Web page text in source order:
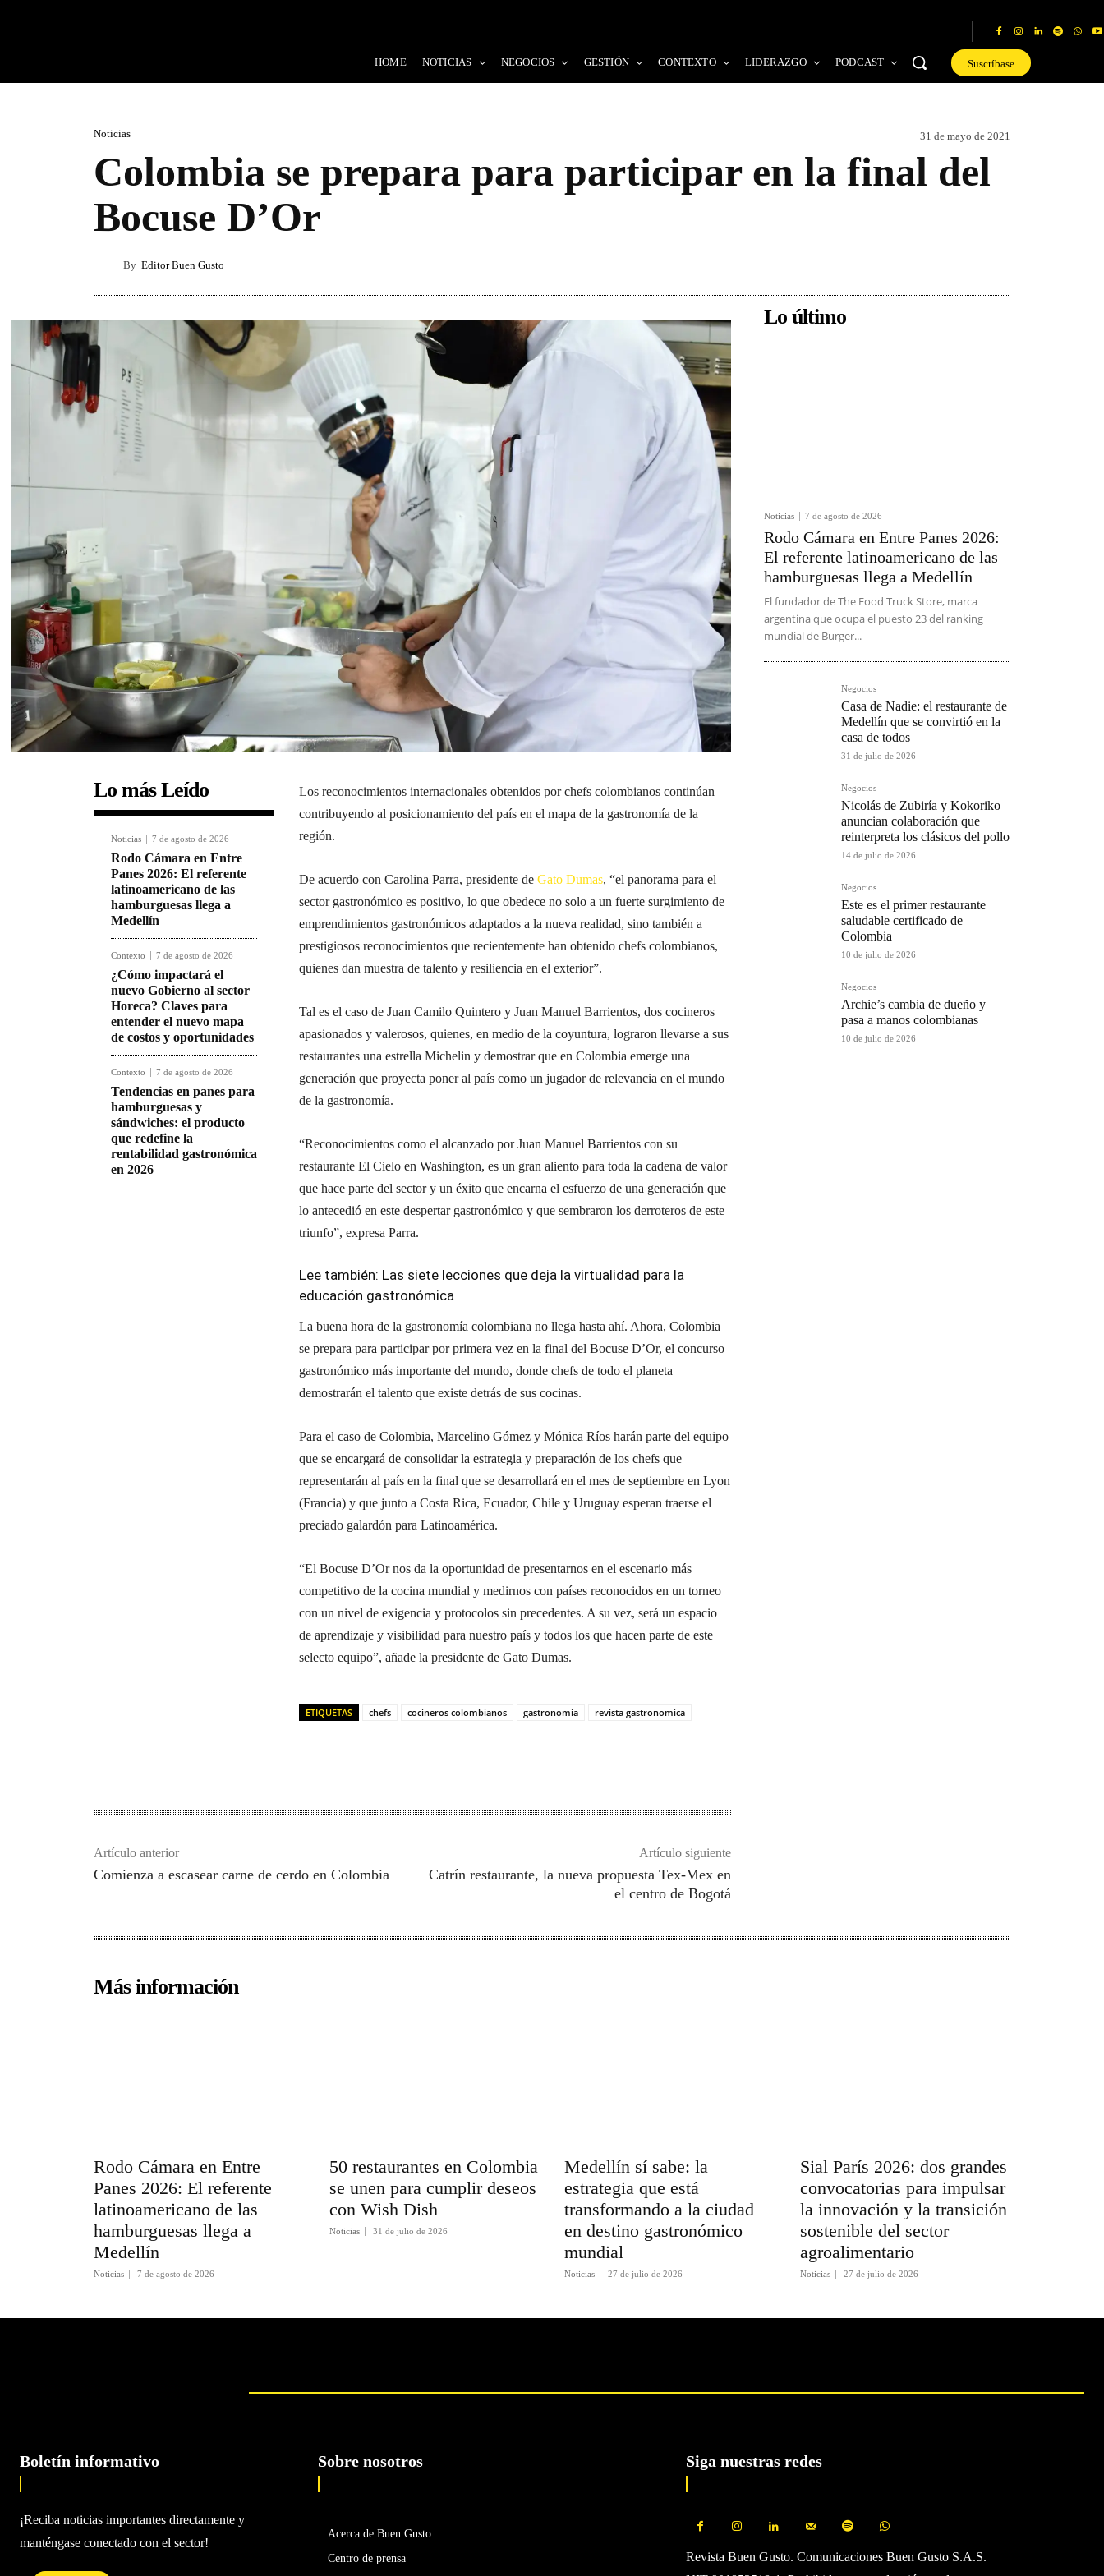
HOME NOTICIAS NEGOCIOS GESTIÓN CONTEXTO LIDERAZGO PODCAST Suscríbase
Noticias 31 de mayo de 2021
Colombia se prepara para participar en la final del
Bocuse D’Or
By Editor Buen Gusto
Lo más Leído
Noticias 7 de agosto de 2026
Rodo Cámara en Entre
Panes 2026: El referente
latinoamericano de las
hamburguesas llega a
Medellín
Contexto 7 de agosto de 2026
¿Cómo impactará el
nuevo Gobierno al sector
Horeca? Claves para
entender el nuevo mapa
de costos y oportunidades
Contexto 7 de agosto de 2026
Tendencias en panes para
hamburguesas y
sándwiches: el producto
que redefine la
rentabilidad gastronómica
en 2026
Los reconocimientos internacionales obtenidos por chefs colombianos continúan
contribuyendo al posicionamiento del país en el mapa de la gastronomía de la
región.
De acuerdo con Carolina Parra, presidente de Gato Dumas, “el panorama para el
sector gastronómico es positivo, lo que obedece no solo a un fuerte surgimiento de
emprendimientos gastronómicos adaptados a la nueva realidad, sino también a
prestigiosos reconocimientos que recientemente han obtenido chefs colombianos,
quienes dan muestra de talento y resiliencia en el exterior”.
Tal es el caso de Juan Camilo Quintero y Juan Manuel Barrientos, dos cocineros
apasionados y valerosos, quienes, en medio de la coyuntura, lograron llevarse a sus
restaurantes una estrella Michelin y demostrar que en Colombia emerge una
generación que proyecta poner al país como un jugador de relevancia en el mundo
de la gastronomía.
“Reconocimientos como el alcanzado por Juan Manuel Barrientos con su
restaurante El Cielo en Washington, es un gran aliento para toda la cadena de valor
que hace parte del sector y un éxito que encarna el esfuerzo de una generación que
lo antecedió en este despertar gastronómico y que sembraron los derroteros de este
triunfo”, expresa Parra.
Lee también: Las siete lecciones que deja la virtualidad para la
educación gastronómica
La buena hora de la gastronomía colombiana no llega hasta ahí. Ahora, Colombia
se prepara para participar por primera vez en la final del Bocuse D’Or, el concurso
gastronómico más importante del mundo, donde chefs de todo el planeta
demostrarán el talento que existe detrás de sus cocinas.
Para el caso de Colombia, Marcelino Gómez y Mónica Ríos harán parte del equipo
que se encargará de consolidar la estrategia y preparación de los chefs que
representarán al país en la final que se desarrollará en el mes de septiembre en Lyon
(Francia) y que junto a Costa Rica, Ecuador, Chile y Uruguay esperan traerse el
preciado galardón para Latinoamérica.
“El Bocuse D’Or nos da la oportunidad de presentarnos en el escenario más
competitivo de la cocina mundial y medirnos con países reconocidos en un torneo
con un nivel de exigencia y protocolos sin precedentes. A su vez, será un espacio
de aprendizaje y visibilidad para nuestro país y todos los que hacen parte de este
selecto equipo”, añade la presidente de Gato Dumas.
ETIQUETAS chefs cocineros colombianos gastronomia revista gastronomica
Artículo anterior
Comienza a escasear carne de cerdo en Colombia
Artículo siguiente
Catrín restaurante, la nueva propuesta Tex-Mex en
el centro de Bogotá
Lo último
Noticias 7 de agosto de 2026
Rodo Cámara en Entre Panes 2026:
El referente latinoamericano de las
hamburguesas llega a Medellín
El fundador de The Food Truck Store, marca
argentina que ocupa el puesto 23 del ranking
mundial de Burger...
Negocios
Casa de Nadie: el restaurante de
Medellín que se convirtió en la
casa de todos
31 de julio de 2026
Negocios
Nicolás de Zubiría y Kokoriko
anuncian colaboración que
reinterpreta los clásicos del pollo
14 de julio de 2026
Negocios
Este es el primer restaurante
saludable certificado de
Colombia
10 de julio de 2026
Negocios
Archie’s cambia de dueño y
pasa a manos colombianas
10 de julio de 2026
Más información
Rodo Cámara en Entre
Panes 2026: El referente
latinoamericano de las
hamburguesas llega a
Medellín
Noticias 7 de agosto de 2026
50 restaurantes en Colombia
se unen para cumplir deseos
con Wish Dish
Noticias 31 de julio de 2026
Medellín sí sabe: la
estrategia que está
transformando a la ciudad
en destino gastronómico
mundial
Noticias 27 de julio de 2026
Sial París 2026: dos grandes
convocatorias para impulsar
la innovación y la transición
sostenible del sector
agroalimentario
Noticias 27 de julio de 2026
Boletín informativo
¡Reciba noticias importantes directamente y
manténgase conectado con el sector!
Sobre nosotros
Acerca de Buen Gusto
Centro de prensa
Siga nuestras redes
Revista Buen Gusto. Comunicaciones Buen Gusto S.A.S.